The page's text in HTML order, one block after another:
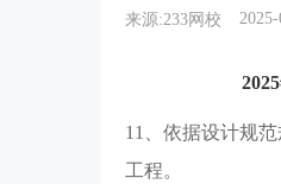
来源:233网校
11、依据设计规
工程。